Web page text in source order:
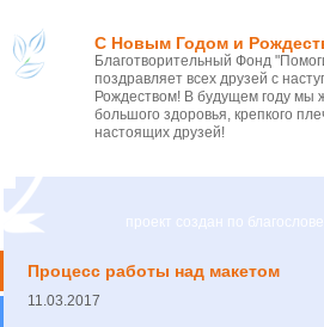
С Новым Годом и
Благотворительный Фонд
поздравляет всех друзей с
Рождеством! В будущем году
большого здоровья, крепкого
настоящих друзей!
проект создан по
Процесс работы над макетом
11.03.2017